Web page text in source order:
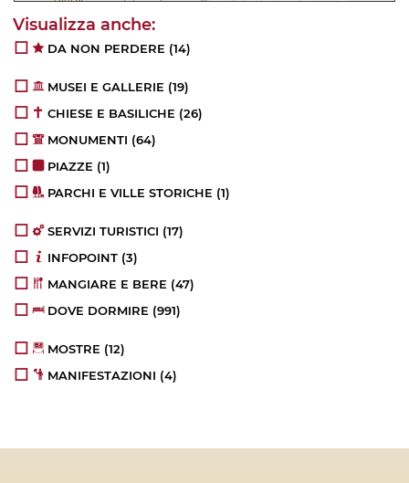
DA NON PERDERE (14)
MUSEI E GALLERIE (19)
CHIESE E BASILICHE (26)
MONUMENTI (64)
PIAZZE (1)
PARCHI E VILLE STORICHE (1)
SERVIZI TURISTICI (17)
INFOPOINT (3)
MANGIARE E BERE (47)
DOVE DORMIRE (991)
MOSTRE (12)
MANIFESTAZIONI (4)